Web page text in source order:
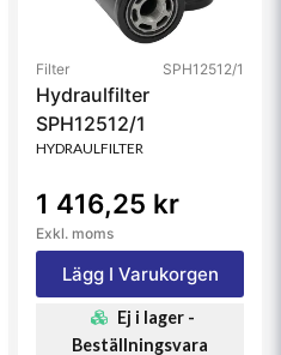
Filter SPH12512/1
Hydraulfilter
SPH12512/1
HYDRAULFILTER
1 416,25 kr
Exkl. moms
Lägg I Varukorgen
Ej i lager -
Beställningsvara